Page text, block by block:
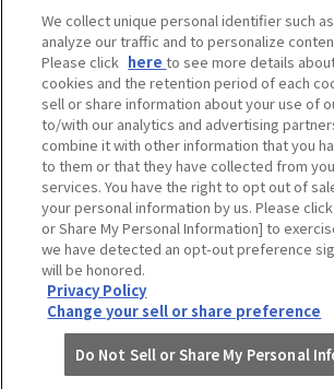
オフィシャルスポンサーについ
当サイトのご利用にあたって
個人情報の取り扱い
試合の予定・状況・結果のお問
阪神甲子園球場テレフォン
050-5527-
©HANSHIN KOSHIEN STADIUM All
We collect unique personal identifier such
analyze our traffic and to personalize
Please click hereto see more details
cookies and the retention period of each
sell or share information about your use of
to/with our analytics and advertising
combine it with other information that you
to them or that they have collected from
services. You have the right to opt out of
your personal information by us. Please
or Share My Personal Information] to
we have detected an opt-out preference
will be honored.
Privacy Policy
Change your sell or share preference
Do Not Sell or Share My Personal